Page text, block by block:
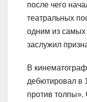
после чего
театральных
одним из самых
заслужил
В
дебютировал в
против толпы».